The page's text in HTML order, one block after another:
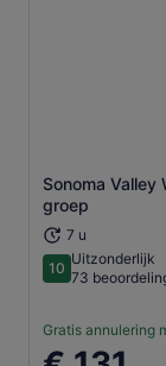
Sonoma Valley
groep
7 u
1010 van 10
Uitzonderlijk
73
Gratis annulering
De